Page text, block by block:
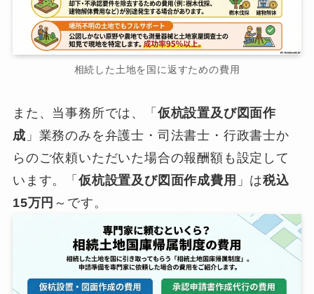
相続した土地を国に返すための費用
また、当事務所では、「 仮杭設置及び図面作
成 」業務のみを弁護士・司法書士・行政書士か
らのご依頼いただいた場合の報酬額も設定して
います。「 仮杭設置及び図面作成費用 」は税込
15万円 ～です。